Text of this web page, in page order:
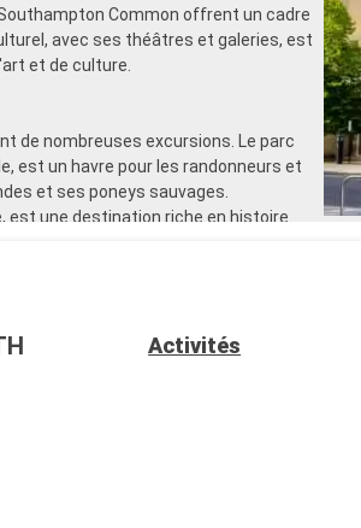
Common offrent un cadre
avec ses théâtres et galeries, est
et de culture.
de nombreuses excursions. Le parc
est un havre pour les randonneurs et
et ses poneys sauvages.
est une destination riche en histoire.
Activités